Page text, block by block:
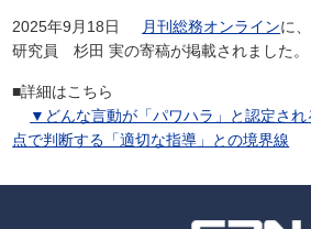
2025年9月18日 月刊総務オンラインに
研究員 杉田 実の寄稿が掲載されました。
■詳細はこちら
▼どんな言動が「パワハラ」と認定さ
点で判断する「適切な指導」との境界線